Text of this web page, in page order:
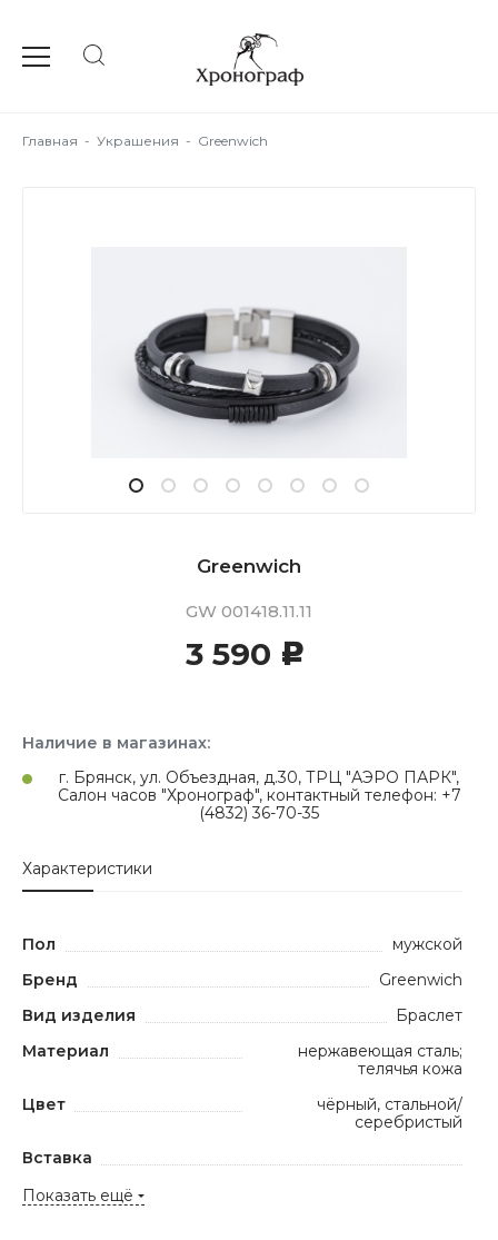
Главная - Украшения - Greenwich
Greenwich
GW 001418.11.11
3 590 c
Наличие в магазинах:
г. Брянск, ул. Объездная, д.30, ТРЦ "АЭРО ПАРК",
Салон часов "Хронограф", контактный телефон: +7
(4832) 36-70-35
Характеристики
Пол
мужской
Бренд
Greenwich
Вид изделия
Браслет
Материал
нержавеющая сталь;
телячья кожа
Цвет
чёрный, стальной/
серебристый
Вставка
Показать ещё